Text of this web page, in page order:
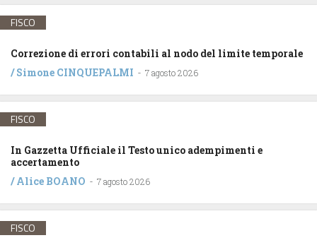
FISCO
Correzione di errori contabili al nodo del limite temporale
/Simone CINQUEPALMI - 7 agosto 2026
FISCO
In Gazzetta Ufficiale il Testo unico adempimenti e
accertamento
/Alice BOANO - 7 agosto 2026
FISCO